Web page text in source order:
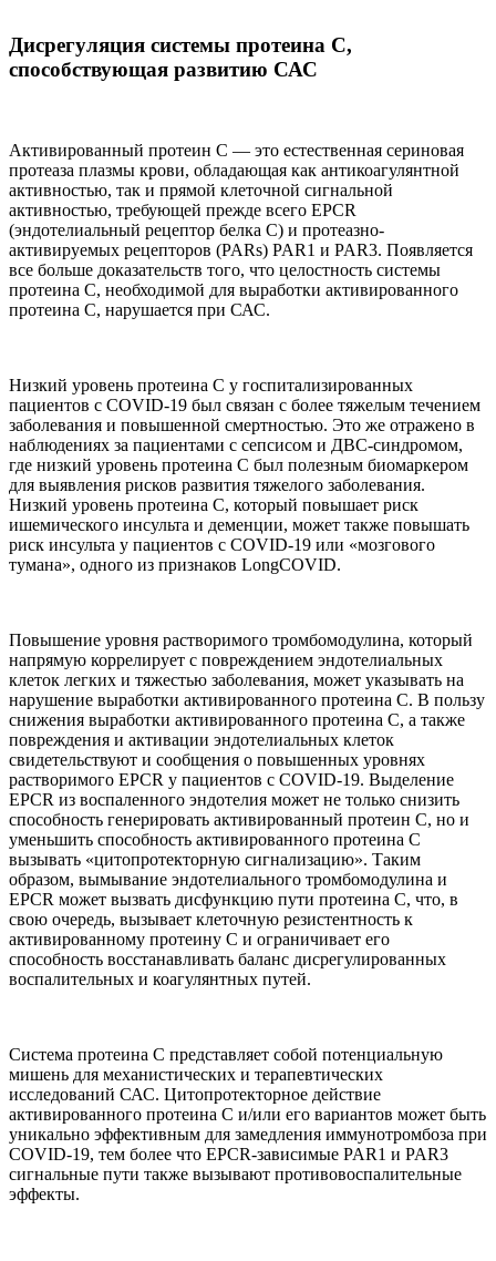
Дисрегуляция системы протеина С,
способствующая развитию САС
Активированный протеин С — это естественная сериновая
протеаза плазмы крови, обладающая как антикоагулянтной
активностью, так и прямой клеточной сигнальной
активностью, требующей прежде всего EPCR
(эндотелиальный рецептор белка С) и протеазно-
активируемых рецепторов (PARs) PAR1 и PAR3. Появляется
все больше доказательств того, что целостность системы
протеина С, необходимой для выработки активированного
протеина С, нарушается при САС.
Низкий уровень протеина С у госпитализированных
пациентов с СОVID-19 был связан с более тяжелым течением
заболевания и повышенной смертностью. Это же отражено в
наблюдениях за пациентами с сепсисом и ДВС-синдромом,
где низкий уровень протеина С был полезным биомаркером
для выявления рисков развития тяжелого заболевания.
Низкий уровень протеина С, который повышает риск
ишемического инсульта и деменции, может также повышать
риск инсульта у пациентов с COVID-19 или «мозгового
тумана», одного из признаков LongCOVID.
Повышение уровня растворимого тромбомодулина, который
напрямую коррелирует с повреждением эндотелиальных
клеток легких и тяжестью заболевания, может указывать на
нарушение выработки активированного протеина С. В пользу
снижения выработки активированного протеина С, а также
повреждения и активации эндотелиальных клеток
свидетельствуют и сообщения о повышенных уровнях
растворимого EPCR у пациентов с COVID-19. Выделение
EPCR из воспаленного эндотелия может не только снизить
способность генерировать активированный протеин С, но и
уменьшить способность активированного протеина С
вызывать «цитопротекторную сигнализацию». Таким
образом, вымывание эндотелиального тромбомодулина и
EPCR может вызвать дисфункцию пути протеина С, что, в
свою очередь, вызывает клеточную резистентность к
активированному протеину С и ограничивает его
способность восстанавливать баланс дисрегулированных
воспалительных и коагулянтных путей.
Система протеина С представляет собой потенциальную
мишень для механистических и терапевтических
исследований САС. Цитопротекторное действие
активированного протеина С и/или его вариантов может быть
уникально эффективным для замедления иммунотромбоза при
COVID-19, тем более что EPCR-зависимые PAR1 и PAR3
сигнальные пути также вызывают противовоспалительные
эффекты.